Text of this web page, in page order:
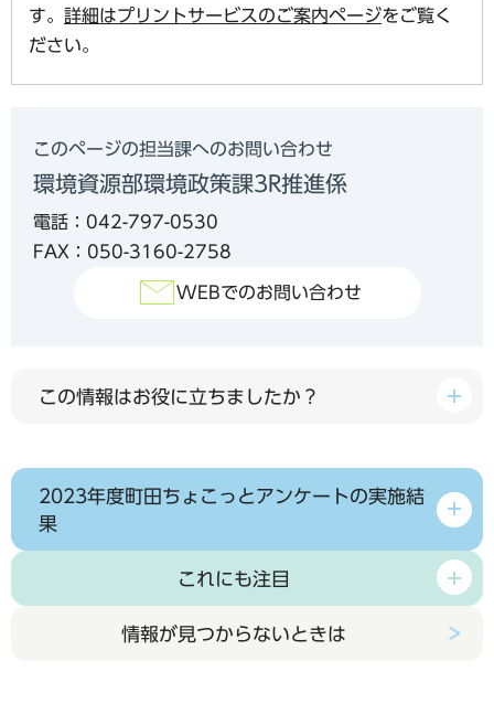
す。 詳細はプリントサービスのご案内ページをご覧く
ださい。
このページの担当課へのお問い合わせ
環境資源部環境政策課3R推進係
電話：042-797-0530
FAX：050-3160-2758
WEBでのお問い合わせ
この情報はお役に立ちましたか？
2023年度町田ちょこっとアンケートの実施結
果
これにも注目
情報が見つからないときは